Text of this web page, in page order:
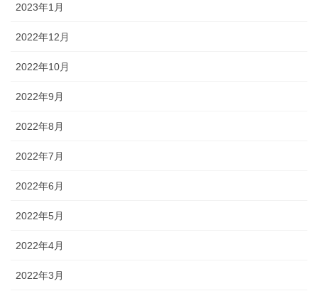
2023年1月
2022年12月
2022年10月
2022年9月
2022年8月
2022年7月
2022年6月
2022年5月
2022年4月
2022年3月